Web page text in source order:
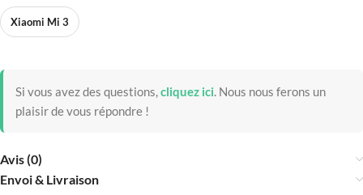
Xiaomi Mi 3
Si vous avez des questions,cliquez ici. Nous nous ferons un
plaisir de vous répondre !
Avis (0)
Envoi & Livraison